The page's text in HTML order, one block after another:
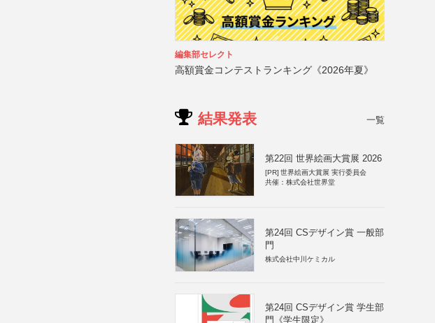
編集部セレクト
高額賞金コンテストランキング《2026年夏》
結果発表 一覧
第22回 世界絵画大賞展 2026
[PR] 世界絵画大賞展 実行委員会
共催：株式会社世界堂
第24回 CSデザイン賞 一般部
門
株式会社中川ケミカル
第24回 CSデザイン賞 学生部
門《学生限定》